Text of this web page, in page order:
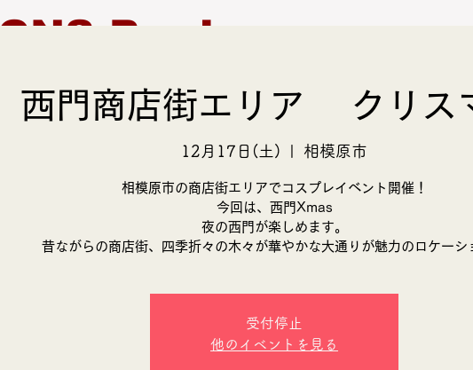
CNS Produce
EVENT モデル募集 支援活動
西門商店街エリア クリス
12月17日(土) 相模原市
相模原市の商店街エリアでコスプレイベント開催！
今回は、西門Xmas
夜の西門が楽しめます。
昔ながらの商店街、四季折々の木々が華やかな大通りが魅力のロケーシ
受付停止
他のイベントを見る